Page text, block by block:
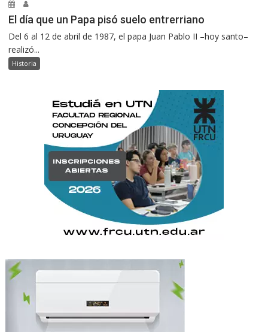
El día que un Papa pisó suelo entrerriano
Del 6 al 12 de abril de 1987, el papa Juan Pablo II –hoy santo–
realizó...
Historia